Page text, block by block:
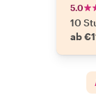
5.0
10
ab